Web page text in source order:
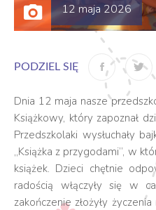
12 maja 2026
PODZIEL SIĘ
Dnia 12 maja nasze
Książkowy, który zapoznał
Przedszkolaki wysłuchały
„Książka z przygodami”, w
książek. Dzieci chętnie
radością włączyły się w
zakończenie złożyły